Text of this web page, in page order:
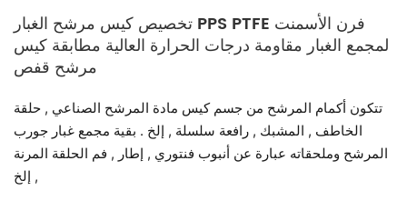
تخصيص كيس مرشح الغبار PPS PTFE فرن الأسمنت
لمجمع الغبار مقاومة درجات الحرارة العالية مطابقة كيس
مرشح قفص
تتكون أكمام المرشح من جسم كيس مادة المرشح الصناعي , حلقة
الخاطف , المشبك , رافعة سلسلة , إلخ . بقية مجمع غبار جورب
المرشح وملحقاته عبارة عن أنبوب فنتوري , إطار , فم الحلقة المرنة